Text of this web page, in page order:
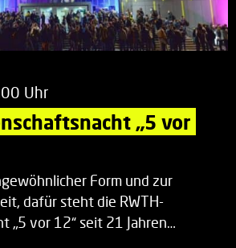
Uhr
„5 vor
Form und zur
dafür steht die RWTH-
„5 vor 12“ seit 21 Jahren…